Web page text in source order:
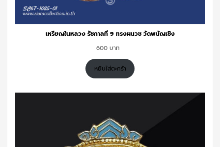
เหรียญในหลวง รัชกาลที่ 9 ทรงผนวช วัดพนัญเชิง
600
หยิบใส่ตะกร้า